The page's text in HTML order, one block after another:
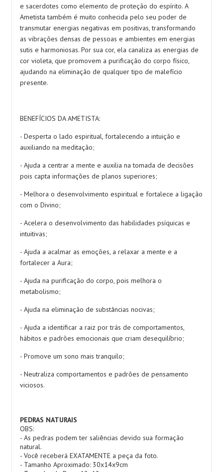
e sacerdotes como elemento de proteção do espírito. A
Ametista também é muito conhecida pelo seu poder de
transmutar energias negativas em positivas, transformando
as vibrações densas de pessoas e ambientes em energias
sutis e harmoniosas. Por sua cor, ela canaliza as energias de
cor violeta, que promovem a purificação do corpo físico,
ajudando na eliminação de qualquer tipo de malefício
presente.
BENEFÍCIOS DA AMETISTA:
- Desperta o lado espiritual, fortalecendo a intuição e
auxiliando na meditação;
- Ajuda a centrar a mente e auxilia na tomada de decisões
pois capta informações de planos superiores;
- Melhora o desenvolvimento espiritual e fortalece a ligação
com o Divino;
- Acelera o desenvolvimento das habilidades psíquicas e
intuitivas;
- Ajuda a acalmar as emoções, a relaxar a mente e a
fortalecer a Aura;
- Ajuda na purificação do corpo, pois melhora o
metabolismo;
- Ajuda na eliminação de substâncias nocivas;
- Ajuda a identificar a raiz por trás de comportamentos,
hábitos e padrões emocionais que criam desequilíbrio;
- Promove um sono mais tranquilo;
- Neutraliza comportamentos e padrões de pensamento
viciosos.
PEDRAS NATURAIS
OBS:
- As pedras podem ter saliências devido sua formação
natural.
- Você receberá EXATAMENTE a peça da foto.
- Tamanho Aproximado: 30x14x9cm